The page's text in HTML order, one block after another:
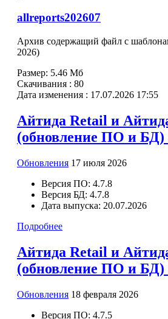
allreports202607
Архив содержащий файл с
2026)
Размер: 5.46 Мб
Скачивания : 80
Дата изменения : 17.07.2026 17:55
Айтида Retail и
(обновление ПО и БД)
Обновления 17 июля 2026
Версия ПО: 4.7.8
Версия БД: 4.7.8
Дата выпуска: 20.07.2026
Подробнее
Айтида Retail и
(обновление ПО и БД)
Обновления 18 февраля 2026
Версия ПО: 4.7.5